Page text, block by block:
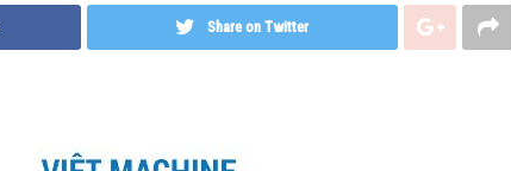
Share on Twitter